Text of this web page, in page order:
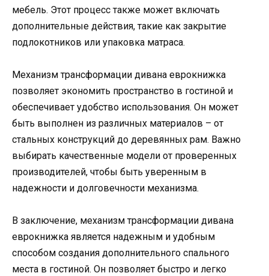
мебель. Этот процесс также может включать
дополнительные действия, такие как закрытие
подлокотников или упаковка матраса.
Механизм трансформации дивана еврокнижка
позволяет экономить пространство в гостиной и
обеспечивает удобство использования. Он может
быть выполнен из различных материалов – от
стальных конструкций до деревянных рам. Важно
выбирать качественные модели от проверенных
производителей, чтобы быть уверенным в
надежности и долговечности механизма.
В заключение, механизм трансформации дивана
еврокнижка является надежным и удобным
способом создания дополнительного спального
места в гостиной. Он позволяет быстро и легко